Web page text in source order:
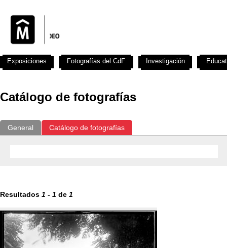
Catálogo de fotografías
General Catálogo de fotografías
Resultados 1 - 1 de 1
Exposiciones Fotografías del CdF Investigación